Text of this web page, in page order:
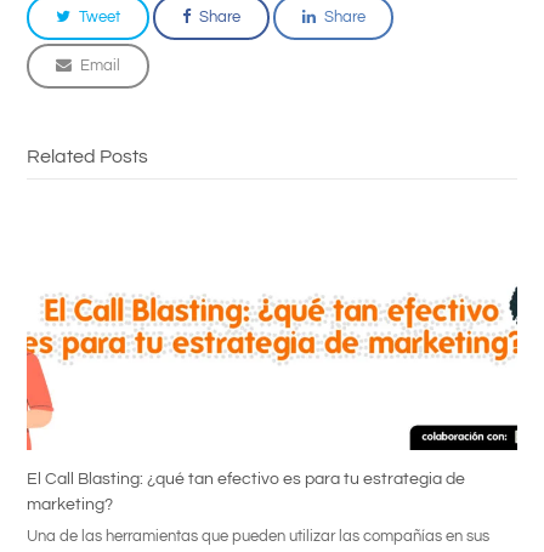
Tweet Share Share
Email
Related Posts
El Call Blasting: ¿qué tan efectivo es para tu estrategia de
marketing?
Una de las herramientas que pueden utilizar las compañías en sus